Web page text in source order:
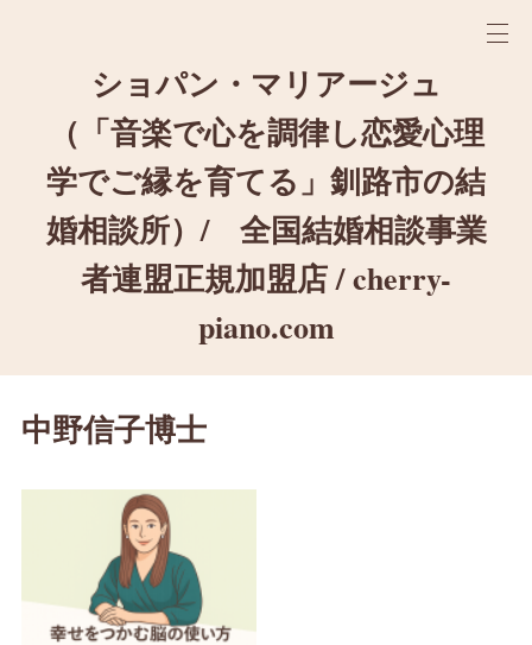
ショパン・マリアージュ
（「音楽で心を調律し恋愛心理
学でご縁を育てる」釧路市の結
婚相談所）/ 全国結婚相談事業
者連盟正規加盟店 / cherry-
piano.com
中野信子博士